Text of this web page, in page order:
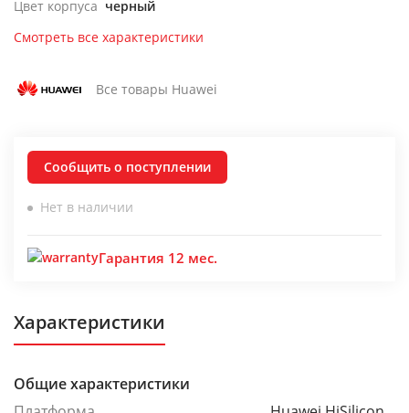
Цвет корпуса черный
Смотреть все характеристики
Все товары Huawei
Сообщить о поступлении
Нет в наличии
Гарантия 12 мес.
Характеристики
Общие характеристики